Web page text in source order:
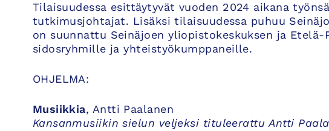
Tilaisuudessa esittäytyvät vuoden 2024 aikana
tutkimusjohtajat. Lisäksi tilaisuudessa puhuu
on suunnattu Seinäjoen yliopistokeskuksen ja Etelä-
sidosryhmille ja yhteistyökumppaneille.
OHJELMA:
Musiikkia, Antti Paalanen
Kansanmusiikin sielun veljeksi tituleerattu Antti